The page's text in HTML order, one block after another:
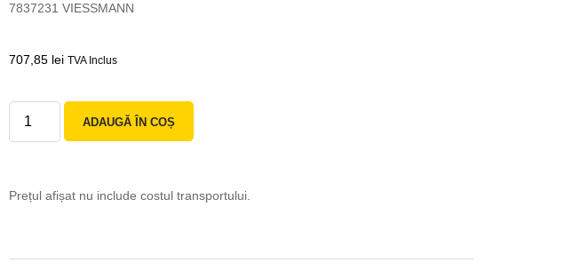
7837231 VIESSMANN
707,85 lei TVA Inclus
ADAUGĂ ÎN COȘ
Prețul afișat nu include costul transportului.